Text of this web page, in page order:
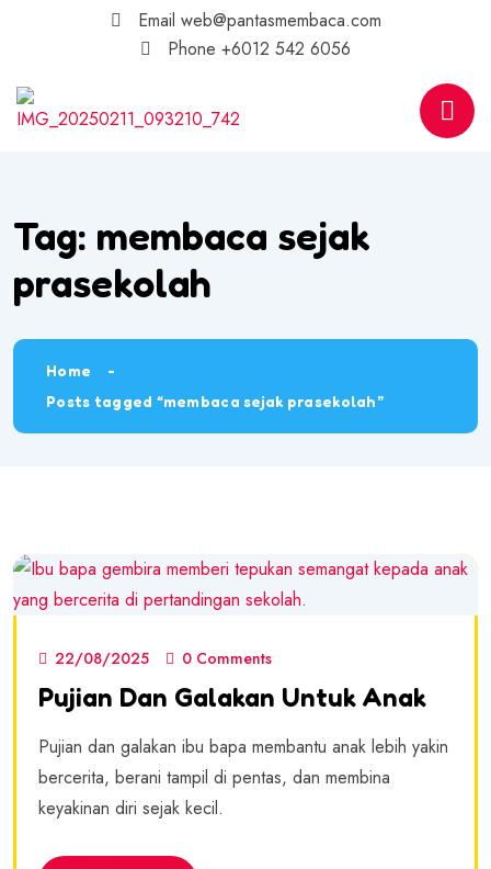
Email web@pantasmembaca.com
Phone +6012 542 6056
Tag: membaca sejak
prasekolah
Home
Posts tagged “membaca sejak prasekolah”
22/08/2025 0 Comments
Pujian Dan Galakan Untuk Anak
Pujian dan galakan ibu bapa membantu anak lebih yakin
bercerita, berani tampil di pentas, dan membina
keyakinan diri sejak kecil.